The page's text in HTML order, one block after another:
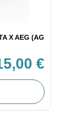
X AEG (AG
€